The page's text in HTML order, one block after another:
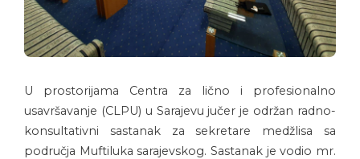
U prostorijama Centra za lično i profesionalno
usavršavanje (CLPU) u Sarajevu jučer je održan radno-
konsultativni sastanak za sekretare medžlisa sa
područja Muftiluka sarajevskog. Sastanak je vodio mr.